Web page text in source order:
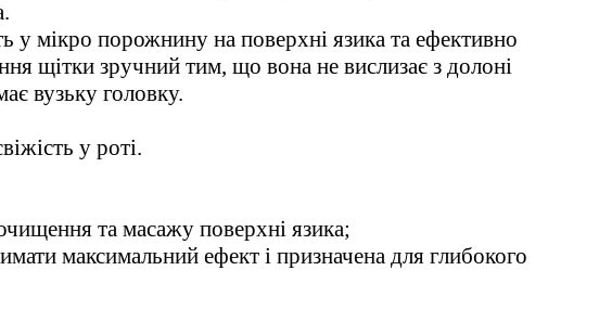
у мікро порожнину на поверхні язика та ефективно
щітки зручний тим, що вона не вислизає з долоні
вузьку головку.
у роті.
та масажу поверхні язика;
максимальний ефект і призначена для глибокого